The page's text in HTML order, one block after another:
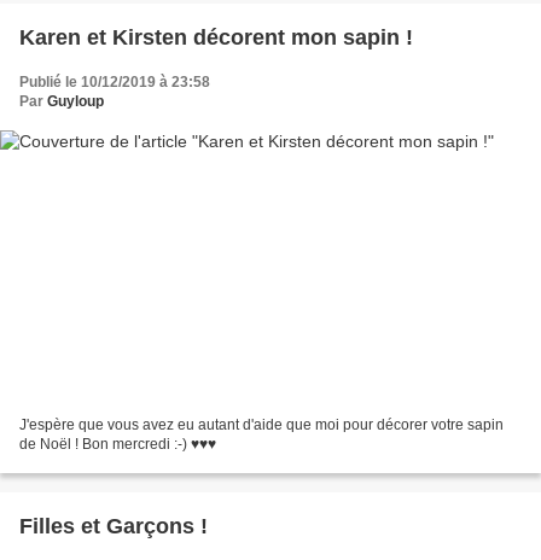
Karen et Kirsten décorent mon sapin !
Publié le 10/12/2019 à 23:58
Par Guyloup
J'espère que vous avez eu autant d'aide que moi pour décorer votre sapin
de Noël ! Bon mercredi :-) ♥♥♥
Filles et Garçons !